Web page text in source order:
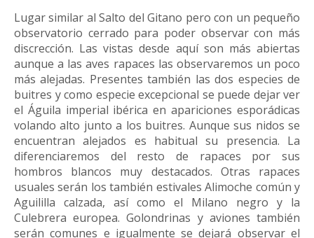
Lugar similar al Salto del Gitano pero con un pequeño
observatorio cerrado para poder observar con más
discrección. Las vistas desde aquí son más abiertas
aunque a las aves rapaces las observaremos un poco
más alejadas. Presentes también las dos especies de
buitres y como especie excepcional se puede dejar ver
el Águila imperial ibérica en apariciones esporádicas
volando alto junto a los buitres. Aunque sus nidos se
encuentran alejados es habitual su presencia. La
diferenciaremos del resto de rapaces por sus
hombros blancos muy destacados. Otras rapaces
usuales serán los también estivales Alimoche común y
Aguililla calzada, así como el Milano negro y la
Culebrera europea. Golondrinas y aviones también
serán comunes e igualmente se dejará observar el